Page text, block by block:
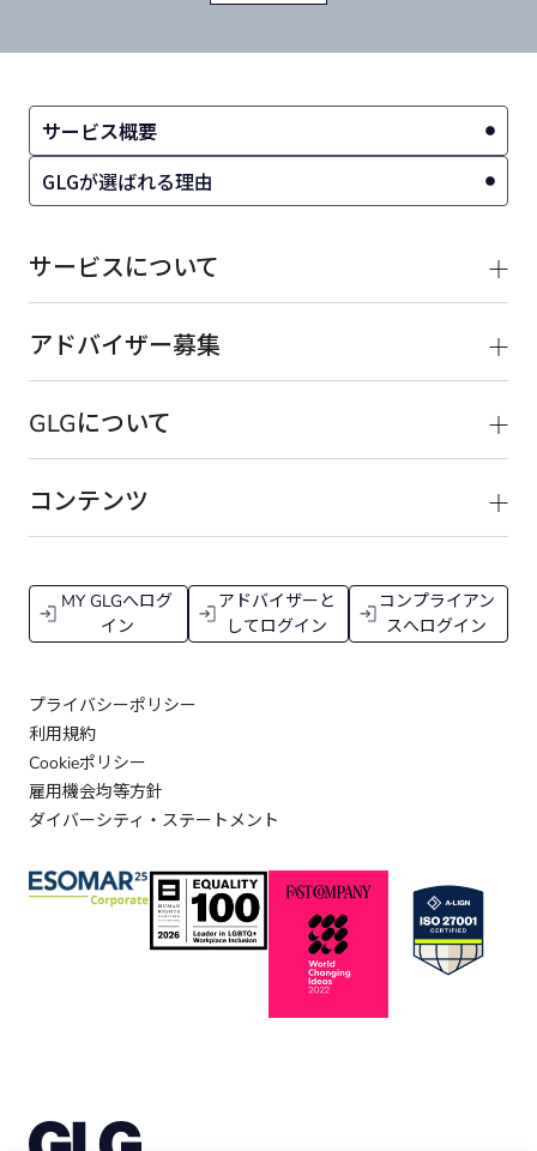
サービス概要
GLGが選ばれる理由
サービスについて
アドバイザー募集
GLGについて
コンテンツ
MY GLGへログ
イン
アドバイザーと
してログイン
コンプライアン
スへログイン
プライバシーポリシー
利用規約
Cookieポリシー
雇用機会均等方針
ダイバーシティ・ステートメント